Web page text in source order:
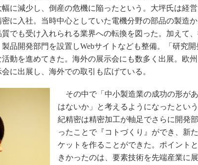
に減少し、倒産の危機に陥ったという。大坪氏は経営
に入社。当時中心としていた電機分野の部品の製造
でも受け入れられる業界への転換を図った。加えて
品開発部門を設置しWebサイトなども整備。「研究開
動を進めてきた。海外の展示会にも数多く出展。欧
に出展し、海外での取引も広げている。
その中で「中小製造業の成功の形が
はないか」と考えるようになったとい
紀精密は精密加工が軸足でさらに開発
ったことで『コトづくり』ができ、新
ケットを作ることができた。ポイント
きかったのは、要素技術を先端産業に